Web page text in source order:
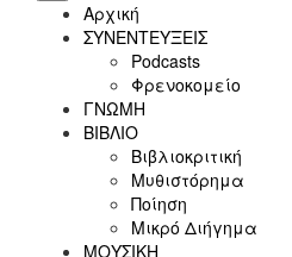
Αρχική
ΣΥΝΕΝΤΕΥΞΕΙΣ
Podcasts
Φρενοκομείο
ΓΝΩΜΗ
ΒΙΒΛΙΟ
Βιβλιοκριτική
Μυθιστόρημα
Ποίηση
Μικρό Διήγημα
ΜΟΥΣΙΚΗ